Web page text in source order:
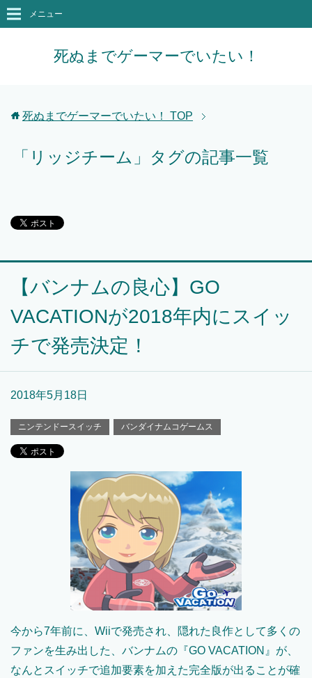
死ぬまでゲーマーでいたい！
メニュー
死ぬまでゲーマーでいたい！ TOP
「リッジチーム」タグの記事一覧
【バンナムの良心】GO
VACATIONが2018年内にスイッ
チで発売決定！
2018年5月18日
ニンテンドースイッチ バンダイナムコゲームス
今から7年前に、Wiiで発売され、隠れた良作として多くの
ファンを生み出した、バンナムの『GO VACATION』が、
なんとスイッチで追加要素を加えた完全版が出ることが確